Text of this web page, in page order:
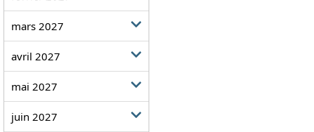
mars 2027
avril 2027
mai 2027
juin 2027